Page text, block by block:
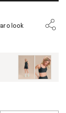
o look